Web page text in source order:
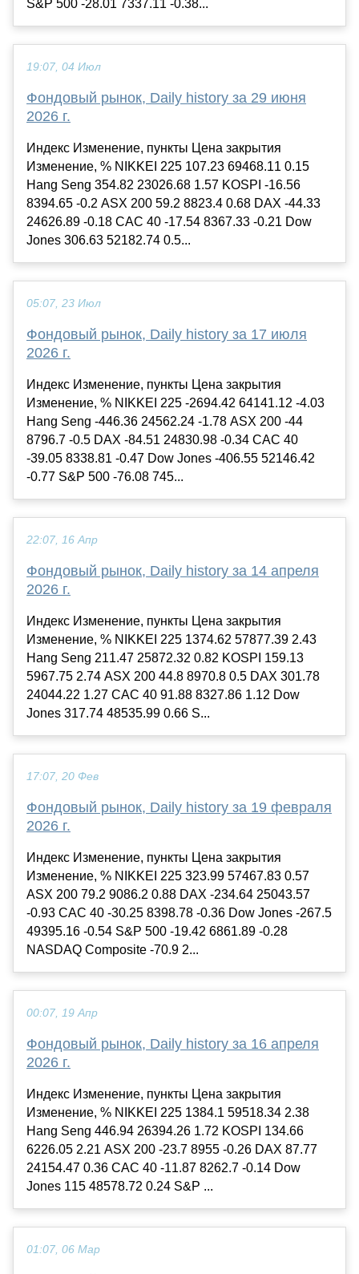
S&P 500 -28.01 7337.11 -0.38...
19:07, 04 Июл
Фондовый рынок, Daily history за 29 июня
2026 г.
Индекс Изменение, пункты Цена закрытия
Изменение, % NIKKEI 225 107.23 69468.11 0.15
Hang Seng 354.82 23026.68 1.57 KOSPI -16.56
8394.65 -0.2 ASX 200 59.2 8823.4 0.68 DAX -44.33
24626.89 -0.18 CAC 40 -17.54 8367.33 -0.21 Dow
Jones 306.63 52182.74 0.5...
05:07, 23 Июл
Фондовый рынок, Daily history за 17 июля
2026 г.
Индекс Изменение, пункты Цена закрытия
Изменение, % NIKKEI 225 -2694.42 64141.12 -4.03
Hang Seng -446.36 24562.24 -1.78 ASX 200 -44
8796.7 -0.5 DAX -84.51 24830.98 -0.34 CAC 40
-39.05 8338.81 -0.47 Dow Jones -406.55 52146.42
-0.77 S&P 500 -76.08 745...
22:07, 16 Апр
Фондовый рынок, Daily history за 14 апреля
2026 г.
Индекс Изменение, пункты Цена закрытия
Изменение, % NIKKEI 225 1374.62 57877.39 2.43
Hang Seng 211.47 25872.32 0.82 KOSPI 159.13
5967.75 2.74 ASX 200 44.8 8970.8 0.5 DAX 301.78
24044.22 1.27 CAC 40 91.88 8327.86 1.12 Dow
Jones 317.74 48535.99 0.66 S...
17:07, 20 Фев
Фондовый рынок, Daily history за 19 февраля
2026 г.
Индекс Изменение, пункты Цена закрытия
Изменение, % NIKKEI 225 323.99 57467.83 0.57
ASX 200 79.2 9086.2 0.88 DAX -234.64 25043.57
-0.93 CAC 40 -30.25 8398.78 -0.36 Dow Jones -267.5
49395.16 -0.54 S&P 500 -19.42 6861.89 -0.28
NASDAQ Composite -70.9 2...
00:07, 19 Апр
Фондовый рынок, Daily history за 16 апреля
2026 г.
Индекс Изменение, пункты Цена закрытия
Изменение, % NIKKEI 225 1384.1 59518.34 2.38
Hang Seng 446.94 26394.26 1.72 KOSPI 134.66
6226.05 2.21 ASX 200 -23.7 8955 -0.26 DAX 87.77
24154.47 0.36 CAC 40 -11.87 8262.7 -0.14 Dow
Jones 115 48578.72 0.24 S&P ...
01:07, 06 Мар